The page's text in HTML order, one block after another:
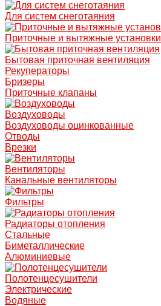
Для систем снеготаяния
Приточные и вытяжные установки
Бытовая приточная вентиляция
Рекуператоры
Бризеры
Приточные клапаны
Воздуховоды
Воздуховоды оцинкованные
Отводы
Врезки
Вентиляторы
Канальные вентиляторы
Фильтры
Радиаторы отопления
Стальные
Биметаллические
Алюминиевые
Полотенцесушители
Электрические
Водяные